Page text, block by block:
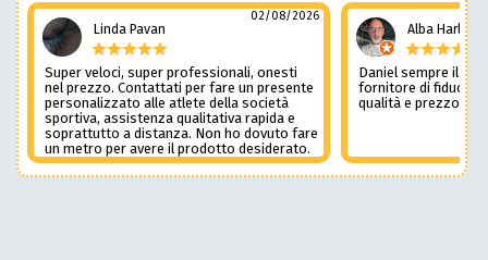
Linda Pavan
02/08/2026
Super veloci, super professionali, onesti
nel prezzo. Contattati per fare un presente
personalizzato alle atlete della società
sportiva, assistenza qualitativa rapida e
soprattutto a distanza. Non ho dovuto fare
un metro per avere il prodotto desiderato.
Una assistenza del genere è rara e
preziosa. Credo li contatterò ancora in
Alba Harley
Daniel sempre il
fornitore di fiducia
qualità e prezzo